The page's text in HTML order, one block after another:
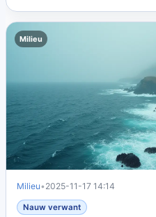
Milieu
Milieu• 2025-11-17 14:14
Nauw verwant